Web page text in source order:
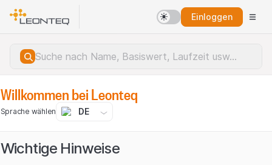
Einloggen
Willkommen bei Leonteq
Sprache wählen DE
Wichtige Hinweise